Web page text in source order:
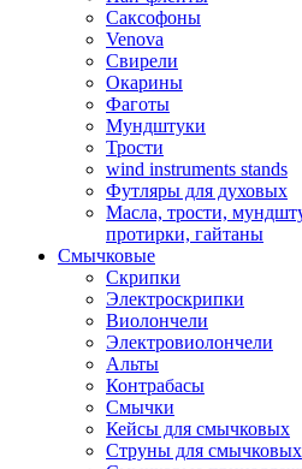
Саксофоны
Venova
Свирели
Окарины
Фаготы
Мундштуки
Трости
wind instruments stands
Футляры для духовых
Масла, трости,
протирки, гайтаны
Смычковые
Скрипки
Электроскрипки
Виолончели
Электровиолончели
Альты
Контрабасы
Смычки
Кейсы для смычковых
Струны для смычковых